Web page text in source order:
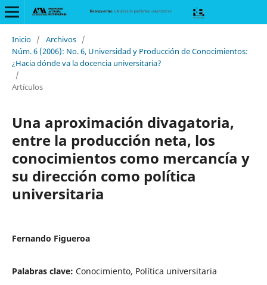
Inicio / Archivos /
Núm. 6 (2006): No. 6, Universidad y Producción de Conocimientos:
¿Hacia dónde va la docencia universitaria?
/
Artículos
Una aproximación divagatoria,
entre la producción neta, los
conocimientos como mercancía y
su dirección como política
universitaria
Fernando Figueroa
Palabras clave: Conocimiento, Política universitaria